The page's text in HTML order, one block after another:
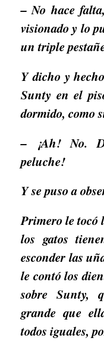
– No hace
visionado y lo
un triple
Y dicho y
Sunty en el
dormido, como
– ¡Ah! No.
peluche!
Y se puso a
Primero le tocó
los gatos
esconder las
le contó los
sobre Sunty,
grande que
todos iguales,